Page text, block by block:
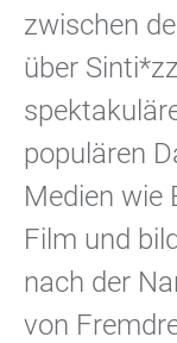
zwischen
über
populären
Medien wie
Film und
nach der
von